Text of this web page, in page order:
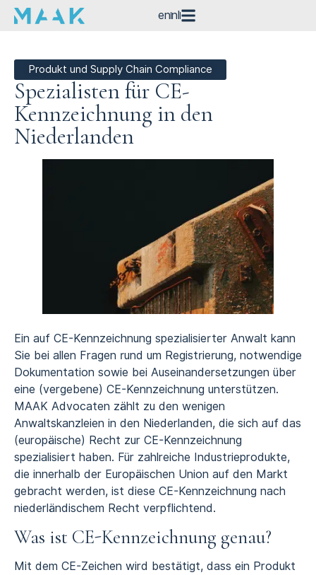
ennl
Produkt und Supply Chain Compliance
Spezialisten für CE-
Kennzeichnung in den
Niederlanden
Ein auf CE-Kennzeichnung spezialisierter Anwalt kann
Sie bei allen Fragen rund um Registrierung, notwendige
Dokumentation sowie bei Auseinandersetzungen über
eine (vergebene) CE-Kennzeichnung unterstützen.
MAAK Advocaten zählt zu den wenigen
Anwaltskanzleien in den Niederlanden, die sich auf das
(europäische) Recht zur CE-Kennzeichnung
spezialisiert haben. Für zahlreiche Industrieprodukte,
die innerhalb der Europäischen Union auf den Markt
gebracht werden, ist diese CE-Kennzeichnung nach
niederländischem Recht verpflichtend.
Was ist CE-Kennzeichnung genau?
Mit dem CE-Zeichen wird bestätigt, dass ein Produkt